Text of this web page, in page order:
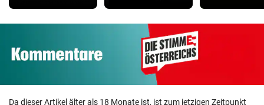
Da dieser Artikel älter als 18 Monate ist, ist zum jetzigen Zeitpunkt